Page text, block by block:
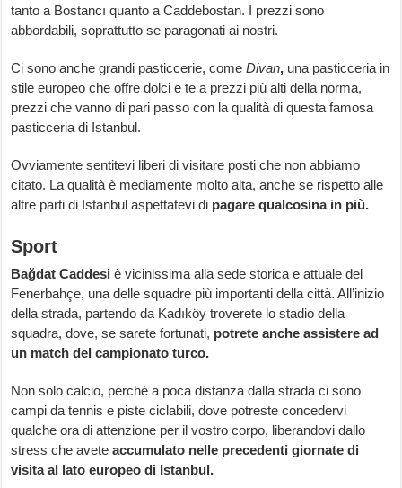
tanto a Bostancı quanto a Caddebostan. I prezzi sono
abbordabili, soprattutto se paragonati ai nostri.
Ci sono anche grandi pasticcerie, comeDivan, una pasticceria in
stile europeo che offre dolci e te a prezzi più alti della norma,
prezzi che vanno di pari passo con la qualità di questa famosa
pasticceria di Istanbul.
Ovviamente sentitevi liberi di visitare posti che non abbiamo
citato. La qualità è mediamente molto alta, anche se rispetto alle
altre parti di Istanbul aspettatevi di pagare qualcosina in più.
Sport
Bağdat Caddesiè vicinissima alla sede storica e attuale del
Fenerbahçe, una delle squadre più importanti della città. All’inizio
della strada, partendo da Kadıköy troverete lo stadio della
squadra, dove, se sarete fortunati, potrete anche assistere ad
un match del campionato turco.
Non solo calcio, perché a poca distanza dalla strada ci sono
campi da tennis e piste ciclabili, dove potreste concedervi
qualche ora di attenzione per il vostro corpo, liberandovi dallo
stress che aveteaccumulato nelle precedenti giornate di
visita al lato europeo di Istanbul.